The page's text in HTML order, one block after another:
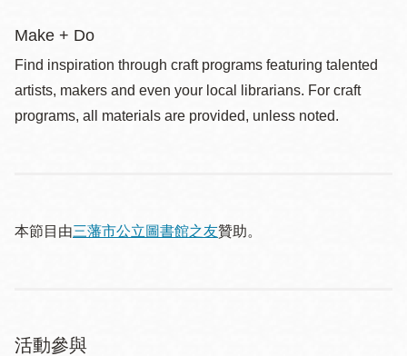
Make + Do
Find inspiration through craft programs featuring talented
artists, makers and even your local librarians. For craft
programs, all materials are provided, unless noted.
本節目由三藩市公立圖書館之友贊助。
活動參與